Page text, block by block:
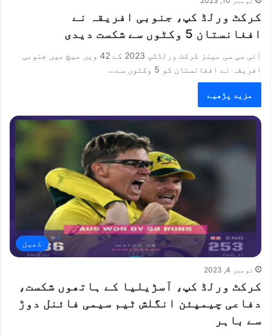
کرکٹ ورلڈ کپ، جنوبی افریقہ نے
افغانستان 5 وکٹوں سے شکست دیدی
آئی سی سی مینز کرکٹ ورلڈکپ 2023 کے 42 ویں میچ میں جنوبی
افریقہ نے افغانستان کو 5 وکٹوں سے…
مزید پڑھیے
کھیل
نومبر 4, 2023
کرکٹ ورلڈ کپ، آسڑیلیا کے ہاتھوں شکست،
دفاعی چیمپئن انگلش ٹیم سیمی فائنل دوڑ
سے باہر